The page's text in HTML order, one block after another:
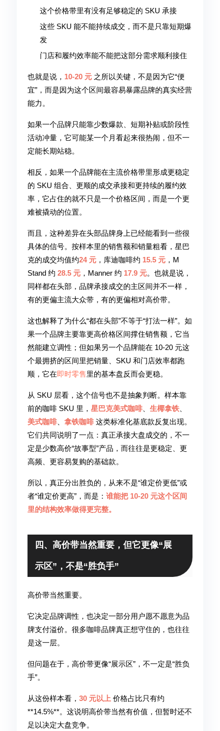
这个价格带里有没有足够稳定的 SKU 承接
这些 SKU 能不能持续成交，而不是只靠短期爆
发
门店和履约效率能不能把这部分需求顺利接住
也就是说， 10-20 元 之所以关键，不是因为它“便
宜”，而是因为这个区间最容易暴露品牌的真实经营
能力。
如果一个品牌只能靠少数爆款、短期补贴或阶段性
活动冲量，它可能某一个月看起来很热闹，但不一
定能长期站稳。
相反，如果一个品牌能在主流价格带里形成更稳定
的 SKU 组合、更顺的成交承接和更持续的履约效
率，它占住的就不只是一个价格区间，而是一个更
难被撬动的位置。
而且，这种差异在头部品牌身上已经能看到一些很
具体的信号。按样本里的销售额和销量粗看，星巴
克的成交均值约24 元 ，库迪咖啡约 15.5 元 ，M
Stand 约 28.5 元 ，Manner 约 17.9 元。也就是说，
同样都在头部，品牌承接成交的主区间并不一样，
有的更偏主流大众带，有的更偏相对高价带。
这也解释了为什么“都在头部”不等于“打法一样”。如
果一个品牌主要靠更高价格区间撑住销售额，它当
然能建立调性；但如果另一个品牌能在 10-20 元这
个最拥挤的区间里把销量、SKU 和门店效率都跑
顺，它在即时零售里的基本盘反而会更稳。
从 SKU 层看，这个信号也不是抽象判断。样本靠
前的咖啡 SKU 里， 星巴克美式咖啡 生椰拿铁
美式咖啡
拿铁咖啡 这类标准化基底款反复出现。
它们共同说明了一点：真正承接大盘成交的，不一
定是少数高价“故事型”产品，而往往是更稳定、更
高频、更容易复购的基础款。
所以，真正分出胜负的，从来不是“谁定价更低”或
者“谁定价更高”，而是： 谁能把 10-20 元这个区间
里的结构效率做得更完整。
四、高价带当然重要，但它更像“展
示区”，不是“胜负手”
高价带当然重要。
它决定品牌调性，也决定一部分用户愿不愿意为品
牌支付溢价。很多咖啡品牌真正想守住的，也往往
是这一层。
但问题在于，高价带更像“展示区”，不一定是“胜负
手”。
从这份样本看， 30 元以上 价格占比只有约
**14.5%**。这说明高价带当然有价值，但暂时还不
足以决定大盘竞争。